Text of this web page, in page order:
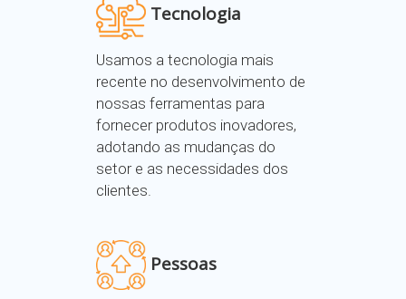
Tecnologia
Usamos a tecnologia mais
recente no desenvolvimento de
nossas ferramentas para
fornecer produtos inovadores,
adotando as mudanças do
setor e as necessidades dos
clientes.
Pessoas